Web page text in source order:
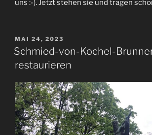
uns :-). Jetzt stehen sie und tragen
VERÖFFENTLICHT
AM
MAI 24, 2023
Schmied-von-Kochel-
restaurieren